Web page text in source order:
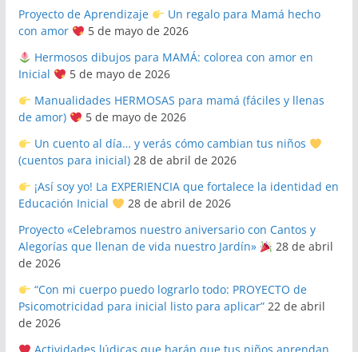
Proyecto de Aprendizaje
Un regalo para Mamá hecho
con amor
5 de mayo de 2026
Hermosos dibujos para MAMÁ: colorea con amor en
Inicial
5 de mayo de 2026
Manualidades HERMOSAS para mamá (fáciles y llenas
de amor)
5 de mayo de 2026
Un cuento al día… y verás cómo cambian tus niños
(cuentos para inicial) 28 de abril de 2026
¡Así soy yo! La EXPERIENCIA que fortalece la identidad en
Educación Inicial
28 de abril de 2026
Proyecto «Celebramos nuestro aniversario con Cantos y
Alegorías que llenan de vida nuestro Jardín»
28 de abril
de 2026
“Con mi cuerpo puedo lograrlo todo: PROYECTO de
Psicomotricidad para inicial listo para aplicar” 22 de abril
de 2026